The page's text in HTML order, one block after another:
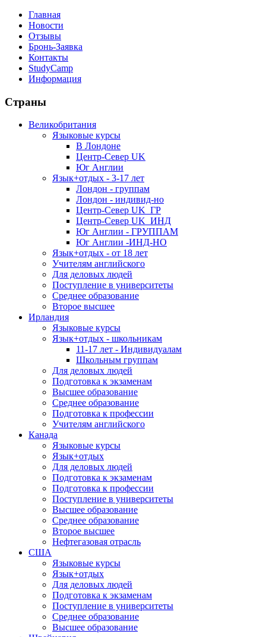
Главная
Новости
Отзывы
Бронь-Заявка
Контакты
StudyCamp
Информация
Страны
Великобритания
Языковые курсы
В Лондоне
Центр-Север UK
Юг Англии
Язык+отдых - 3-17 лет
Лондон - группам
Лондон - индивид-но
Центр-Север UK_ГР
Центр-Север UK_ИНД
Юг Англии - ГРУППАМ
Юг Англии -ИНД-НО
Язык+отдых - от 18 лет
Учителям английского
Для деловых людей
Поступление в университеты
Среднее образование
Второе высшее
Ирландия
Языковые курсы
Язык+отдых - школьникам
11-17 лет - Индивидуалам
Школьным группам
Для деловых людей
Подготовка к экзаменам
Высшее образование
Среднее образование
Подготовка к профессии
Учителям английского
Канада
Языковые курсы
Язык+отдых
Для деловых людей
Подготовка к экзаменам
Подготовка к профессии
Поступление в университеты
Высшее образование
Среднее образование
Второе высшее
Нефтегазовая отрасль
США
Языковые курсы
Язык+отдых
Для деловых людей
Подготовка к экзаменам
Поступление в университеты
Среднее образование
Высшее образование